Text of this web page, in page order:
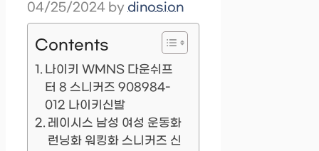
04/25/2024 by dinosion
Contents
나이키 WMNS 다운쉬프
터 8 스니커즈 908984-
012 나이키신발
레이시스 남성 여성 운동화
런닝화 워킹화 스니커즈 신